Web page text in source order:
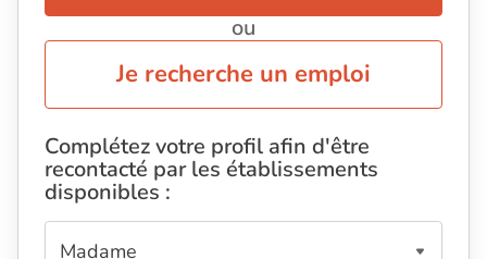
ou
Je recherche un emploi
Complétez votre profil afin d'être
recontacté par les établissements
disponibles :